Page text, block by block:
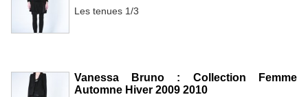
Les tenues 1/3
Vanessa Bruno : Collection Femme
Automne Hiver 2009 2010